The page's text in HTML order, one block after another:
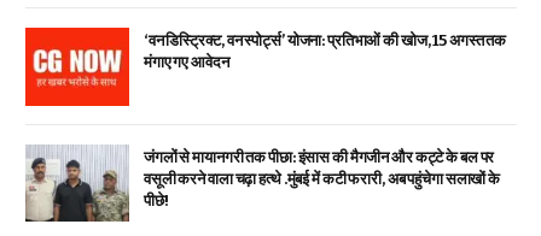
‘वन डिस्ट्रिक्ट, वन स्पोर्ट्स’ योजना: प्रतिभाओं की खोज, 15 अगस्त तक
मंगाए गए आवेदन
जंगलों से मायानगरी तक पीछा: इंसास की मैगजीन और कट्टे के बल पर
वसूली करने वाला चढ़ा हत्थे .मुंबई में कटी फरारी, अब पहुंचेगा सलाखों के
पीछे!